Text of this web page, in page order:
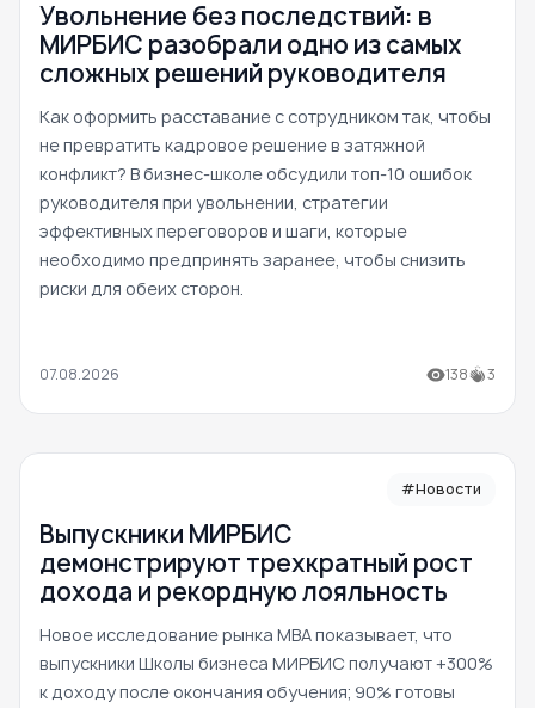
Увольнение без последствий: в
МИРБИС разобрали одно из самых
сложных решений руководителя
Как оформить расставание с сотрудником так, чтобы
не превратить кадровое решение в затяжной
конфликт? В бизнес-школе обсудили топ-10 ошибок
руководителя при увольнении, стратегии
эффективных переговоров и шаги, которые
необходимо предпринять заранее, чтобы снизить
риски для обеих сторон.
07.08.2026 138 3
#Новости
Выпускники МИРБИС
демонстрируют трехкратный рост
дохода и рекордную лояльность
Новое исследование рынка MBA показывает, что
выпускники Школы бизнеса МИРБИС получают +300%
к доходу после окончания обучения; 90% готовы